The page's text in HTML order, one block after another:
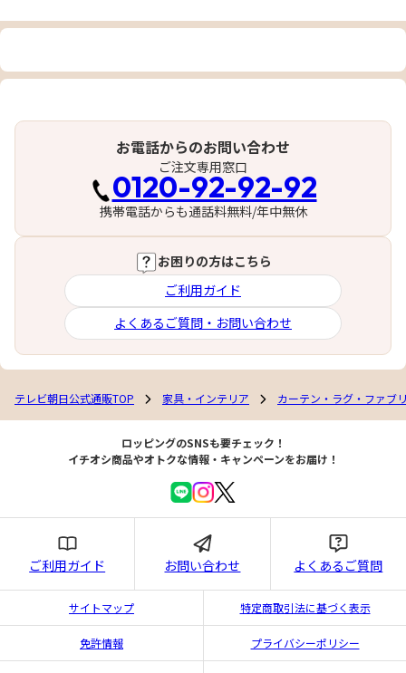
お電話からのお問い合わせ
ご注文専用窓口
0120-92-92-92
携帯電話からも通話料無料/年中無休
お困りの方はこちら
ご利用ガイド
よくあるご質問・お問い合わせ
テレビ朝日公式通販TOP 家具・インテリア カーテン・ラグ・ファブ
ロッピングのSNSも要チェック！
イチオシ商品やオトクな情報・キャンペーンをお届け！
ご利用ガイド お問い合わせ よくあるご質問
サイトマップ 特定商取引法に基づく表示
免許情報 プライバシーポリシー